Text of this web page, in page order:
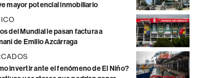
mayor potencial inmobiliario
del Mundial le pasan factura a
de Emilio Azcárraga
invertir ante el fenómeno de El Niño?